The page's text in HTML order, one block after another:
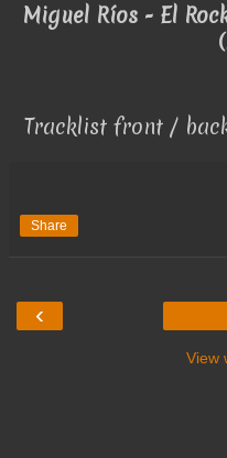
Miguel Ríos - El
Tracklist front /
Share
‹
View